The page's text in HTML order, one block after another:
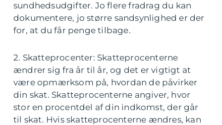
sundhedsudgifter. Jo flere fradrag du kan
dokumentere, jo større sandsynlighed er der
for, at du får penge tilbage.
2. Skatteprocenter: Skatteprocenterne
ændrer sig fra år til år, og det er vigtigt at
være opmærksom på, hvordan de påvirker
din skat. Skatteprocenterne angiver, hvor
stor en procentdel af din indkomst, der går
til skat. Hvis skatteprocenterne ændres, kan